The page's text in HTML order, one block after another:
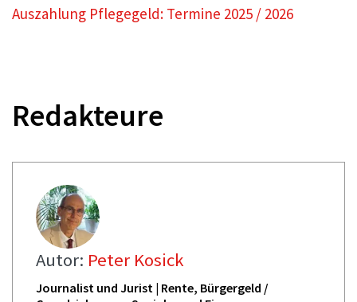
Auszahlung Pflegegeld: Termine 2025 / 2026
Redakteure
Autor: Peter Kosick
Journalist und Jurist | Rente, Bürgergeld /